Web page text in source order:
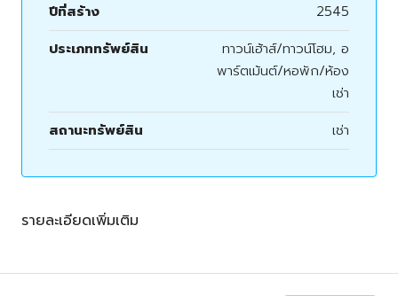
ปีที่สร้าง
2545
ประเภททรัพย์สิน
ทาวน์เฮ้าส์/ทาวน์โฮม, อ
พาร์ตเม้นต์/หอพัก/ห้อง
เช่า
สถานะทรัพย์สิน
เช่า
รายละเอียดเพิ่มเติม